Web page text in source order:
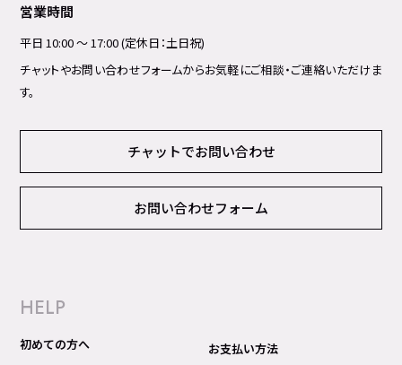
営業時間
平日 10:00 ～ 17:00 (定休日：土日祝)
チャットやお問い合わせフォームからお気軽にご相談・ご連絡いただけま
す。
チャットでお問い合わせ
お問い合わせフォーム
HELP
初めての方へ
お支払い方法